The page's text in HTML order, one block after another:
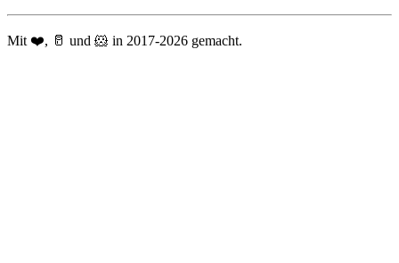
Mit ❤️, 🥛 und 🐹 in 2017-2026 gemacht.